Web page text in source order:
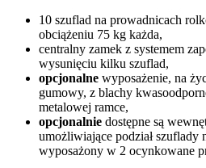
10 szuflad na prowadnicach
obciążeniu 75 kg każda,
centralny zamek z systemem
wysunięciu kilku szuflad,
opcjonalne wyposażenie, na
gumowy, z blachy
metalowej ramce,
opcjonalnie dostępne są
umożliwiające podział szuflady
wyposażony w 2 ocynkowane